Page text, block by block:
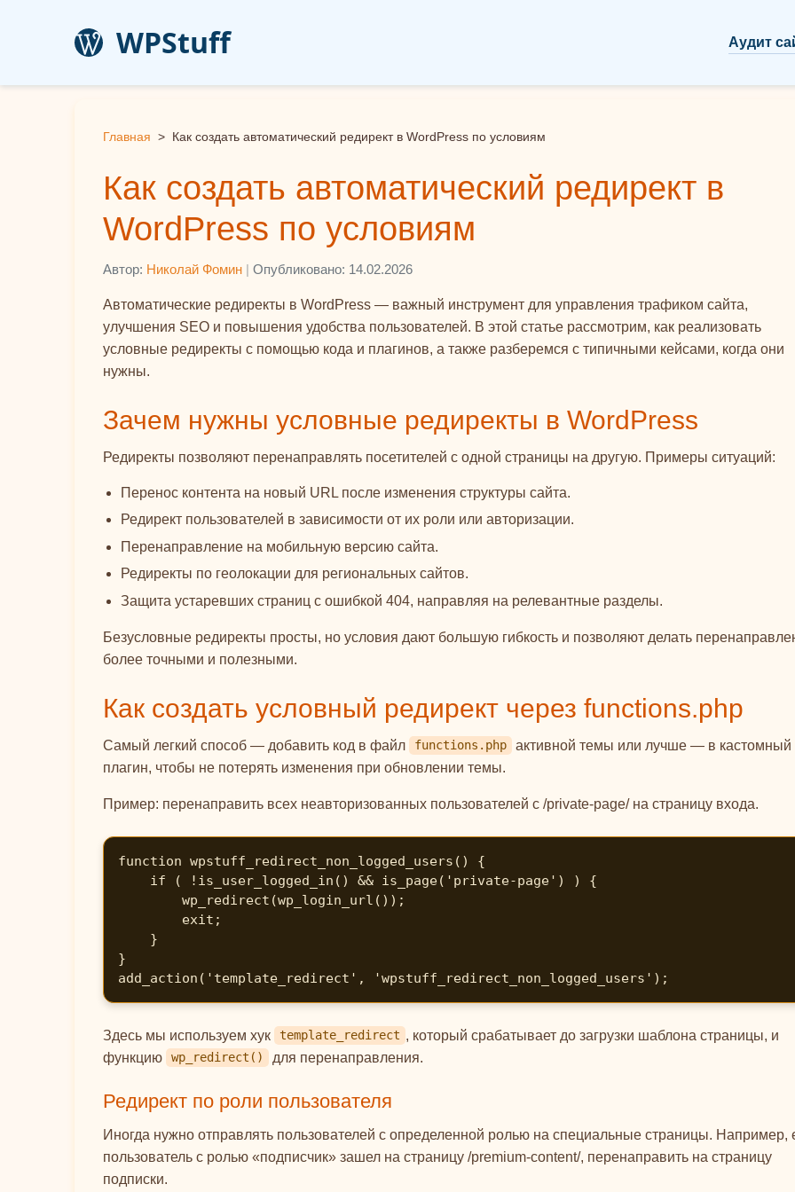
WPStuff Аудит
Главная > Как создать автоматический редирект в WordPress по условиям
Как создать автоматический редирект в
WordPress по условиям
Автор: Николай Фомин | Опубликовано: 14.02.2026
Автоматические редиректы в WordPress — важный инструмент для управления трафиком сайта,
улучшения SEO и повышения удобства пользователей. В этой статье рассмотрим, как реализовать
условные редиректы с помощью кода и плагинов, а также разберемся с типичными кейсами, когда они
нужны.
Зачем нужны условные редиректы в WordPress
Редиректы позволяют перенаправлять посетителей с одной страницы на другую. Примеры ситуаций:
Перенос контента на новый URL после изменения структуры сайта.
Редирект пользователей в зависимости от их роли или авторизации.
Перенаправление на мобильную версию сайта.
Редиректы по геолокации для региональных сайтов.
Защита устаревших страниц с ошибкой 404, направляя на релевантные разделы.
Безусловные редиректы просты, но условия дают большую гибкость и позволяют делать
более точными и полезными.
Как создать условный редирект через functions.php
Самый легкий способ — добавить код в файл functions.php
активной темы или лучше — в кастомный
плагин, чтобы не потерять изменения при обновлении темы.
Пример: перенаправить всех неавторизованных пользователей с /private-page/ на страницу входа.
function wpstuff_redirect_non_logged_users() {
}
add_action('template_redirect', 'wpstuff_redirect_non_logged_users');
Здесь мы используем хук template_redirect , который срабатывает до загрузки шаблона страницы, и
функцию
wp_redirect() для перенаправления.
Редирект по роли пользователя
Иногда нужно отправлять пользователей с определенной ролью на специальные страницы. Например,
пользователь с ролью «подписчик» зашел на страницу /premium-content/, перенаправить на страницу
подписки.